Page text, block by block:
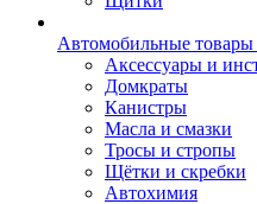
Автомобильные товары
Аксессуары и
Домкраты
Канистры
Масла и смазки
Тросы и стропы
Щётки и скребки
Автохимия